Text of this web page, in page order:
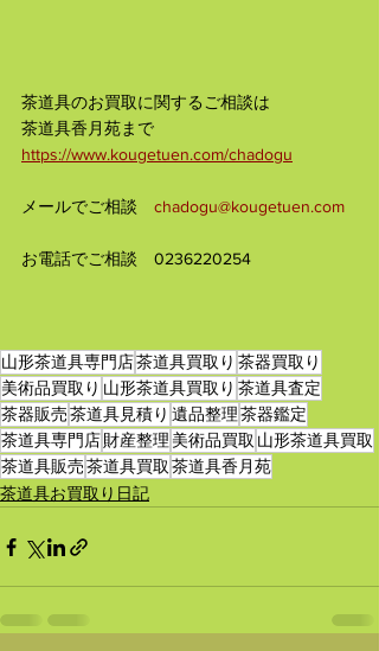
茶道具のお買取に関するご相談は
茶道具香月苑まで
https://www.kougetuen.com/chadogu
メールでご相談 chadogu@kougetuen.com
お電話でご相談　0236220254
山形茶道具専門店茶道具買取り 茶器買取り
美術品買取り 山形茶道具買取り 茶道具査定
茶器販売茶道具見積り 遺品整理茶器鑑定
茶道具専門店財産整理 美術品買取 山形茶道具買取
茶道具販売茶道具買取 茶道具香月苑
茶道具お買取り日記